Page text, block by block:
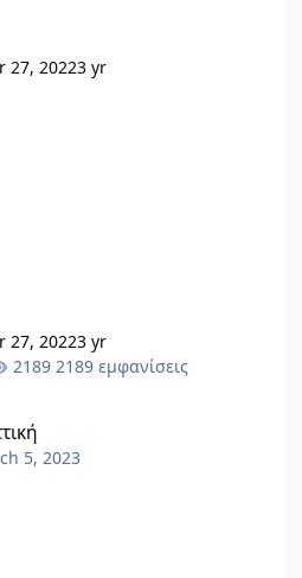
27, 20223 yr
27, 20223 yr
2189 εμφανίσεις
5, 2023